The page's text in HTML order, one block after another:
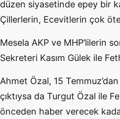
düzen siyasetinde epey bir
Çillerlerin, Ecevitlerin çok
Mesela AKP ve MHP’lilerin
Sekreteri Kasım Gülek ile
Ahmet Özal, 15
çıktıysa da Turgut Özal ile
önceden haber verecek